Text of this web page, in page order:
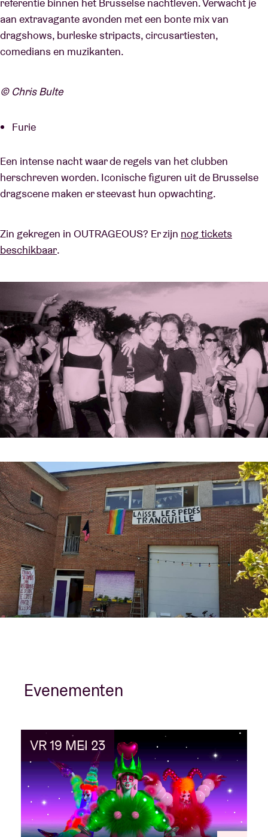
aan extravagante avonden met een bonte mix van
dragshows, burleske stripacts, circusartiesten,
comedians en muzikanten.
© Chris Bulte
Furie
Een intense nacht waar de regels van het clubben
herschreven worden. Iconische figuren uit de Brusselse
dragscene maken er steevast hun opwachting.
Zin gekregen in OUTRAGEOUS? Er zijn nog tickets
beschikbaar.
Evenementen
VR 19 MEI 23